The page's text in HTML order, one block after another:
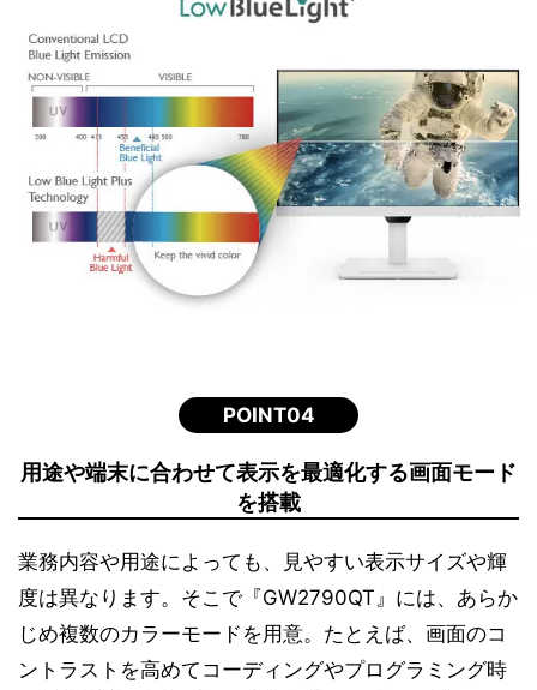
POINT04
用途や端末に合わせて表示を最適化する画面モード
を搭載
業務内容や用途によっても、見やすい表示サイズや輝
度は異なります。そこで『GW2790QT』には、あらか
じめ複数のカラーモードを用意。たとえば、画面のコ
ントラストを高めてコーディングやプログラミング時